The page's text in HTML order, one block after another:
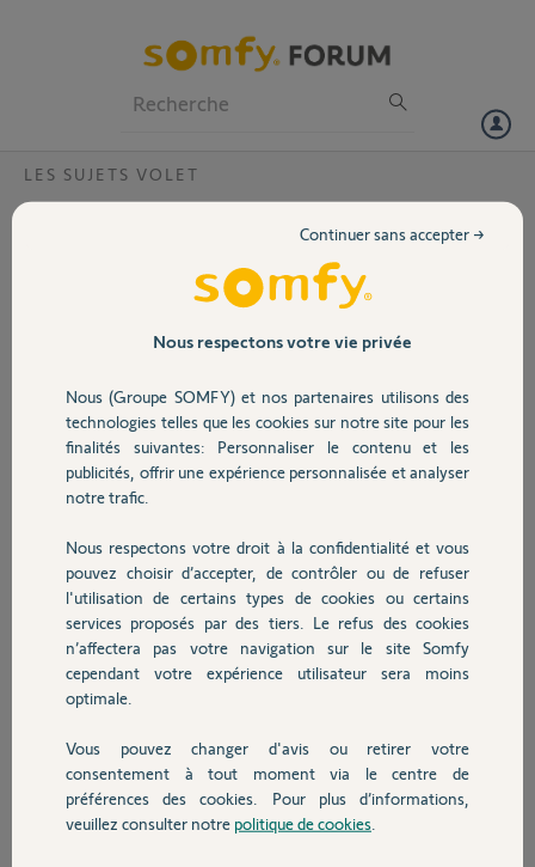
Volet
Sécurité
Domotique
Chauffage
Autres produits
Devis avec un pro
Contact
LES SUJETS VOLET
Bonjour j ai annulé 2 téléc sur mon tel je
n,arrive pas a les reconnecter ? pin est
2095-8595-3119 merci pour votre aide
ai annulé 2 téléc sur mon tel je n,arrive pas a les reconnecter mon pin
J ai bien essayé sans choisir de télécommande mais cela ne
fonctionne pas non plus
Merci,pour votre aide
Participer au fil de discussion
Réponses
Bonjour
On n'associe pas une télécommande au TaHoma mais une motorisation.
Donc si je comprends, vous avez supprimé 2 motorisations ? Si c'est bien
ça, quelle est la référence de ces motorisations ?
Nous respectons votre vie privée
Nous (Groupe SOMFY) et nos partenaires utilisons des
technologies telles que les cookies sur notre site pour les
finalités suivantes: Personnaliser le contenu et les
publicités, offrir une expérience personnalisée et analyser
notre trafic.
Nous respectons votre droit à la confidentialité et vous
pouvez choisir d’accepter, de contrôler ou de refuser
l'utilisation de certains types de cookies ou certains
services proposés par des tiers. Le refus des cookies
n’affectera pas votre navigation sur le site Somfy
cependant votre expérience utilisateur sera moins
optimale.
Vous pouvez changer d'avis ou retirer votre
consentement à tout moment via le centre de
préférences des cookies. Pour plus d’informations,
veuillez consulter notre politique de cookies
Continuer sans accepter →